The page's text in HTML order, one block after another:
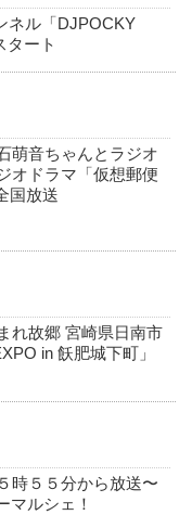
ネル「DJPOCKY
タート
萌音ちゃんとラジオ
オドラマ「仮想郵便
国放送
れ故郷 宮崎県日南市
in 飫肥城下町」
時５５分から放送〜
マルシェ！